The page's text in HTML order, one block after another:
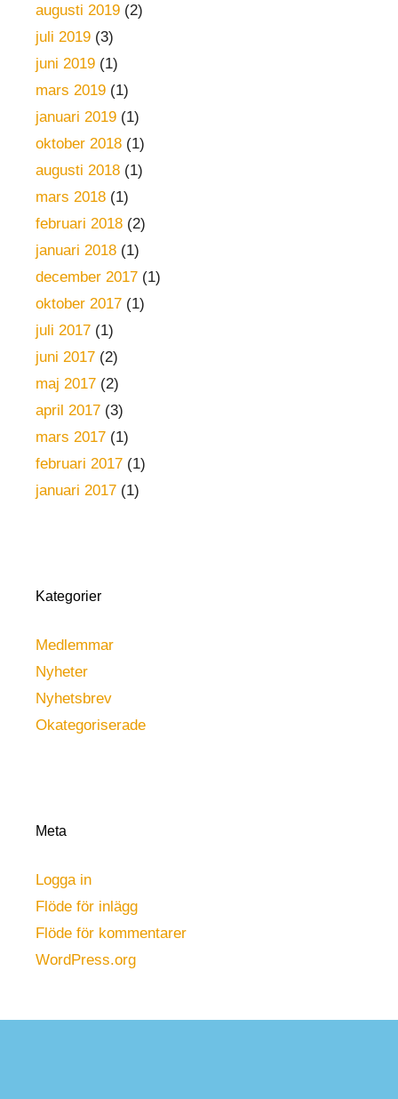
augusti 2019 (2)
juli 2019 (3)
juni 2019 (1)
mars 2019 (1)
januari 2019 (1)
oktober 2018 (1)
augusti 2018 (1)
mars 2018 (1)
februari 2018 (2)
januari 2018 (1)
december 2017 (1)
oktober 2017 (1)
juli 2017 (1)
juni 2017 (2)
maj 2017 (2)
april 2017 (3)
mars 2017 (1)
februari 2017 (1)
januari 2017 (1)
Kategorier
Medlemmar
Nyheter
Nyhetsbrev
Okategoriserade
Meta
Logga in
Flöde för inlägg
Flöde för kommentarer
WordPress.org